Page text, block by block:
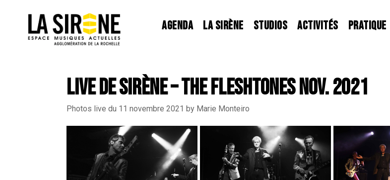
AGENDA LA SIRÈNE STUDIOS ACTIVITÉS PRATIQUE
LIVE DE SIRÈNE – THE FLESHTONES NOV. 2021
Photos live du 11 novembre 2021 by Marie Monteiro